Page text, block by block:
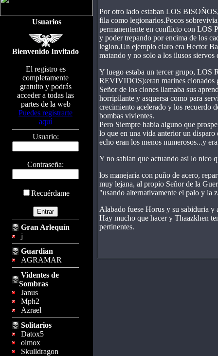
Usuarios
Bienvenido Invitado
El registro es
completamente
gratuito y podrás
acceder a todas las
partes de la web
Puedes registrarte
aquí
Usuario:
Contraseña:
Recuérdame
Gran Arlequín
j
Guardian
AGRAMAR
Videntes de
Sombras
Janus
Mph2
Azrael
Solitarios
Datox5
olmox
Skulldragon
Por otro lado estaban LOS
fila como legionarios.Pocos
permanentente en conflicto con LOS
y poder trepando por encima de los
legion.Un ejemplo claro era Hector
matando y no solo a los ilusos siervos
Y luego estaba un tercer grupo,
REVIVIDOS):eran marines clonados
Señor de los clones llamaba sus
horripilante y asquersa como para
crecimiento acelerado y los recuerdo
bombas vivientes.
Pero Siempre habia alguno que
lo que en una vida anterior un disparo
echo eran los menos numerosos...y
Y no sabian que actuando asi lo nico
los manejaria con puño de acero,
muy lejana, al propio Señor de la
"usando alternativamente el palo y la
Alabado fuese Horus y su sabiduria y
Hay mucho que hacer y Thaazkhen
pertinentes.